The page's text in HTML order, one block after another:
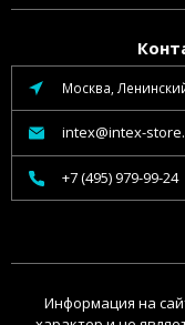
Москва,
intex@intex-
+7 (495) 979-99-24
Информация на